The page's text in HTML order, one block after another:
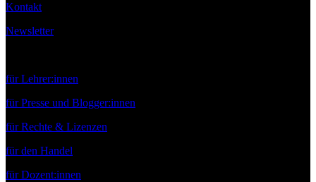
Kontakt
Newsletter
für Lehrer:innen
für Presse und Blogger:innen
für Rechte & Lizenzen
für den Handel
für Dozent:innen